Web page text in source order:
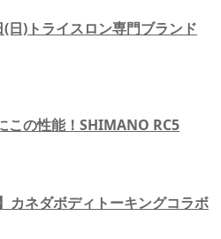
(日)トライスロン専門ブランド
この性能！SHIMANO RC5
カネダボディトーキングコラボ